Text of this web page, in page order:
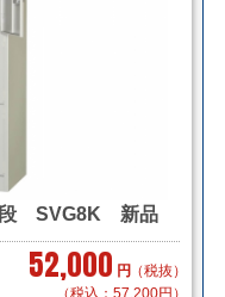
・軒先渡し）
す。
軒先渡し）
設置 階段無
メーカー直送 車
段 SVG8K 新品
52,000 円 （税抜）
（税込：57,200円）